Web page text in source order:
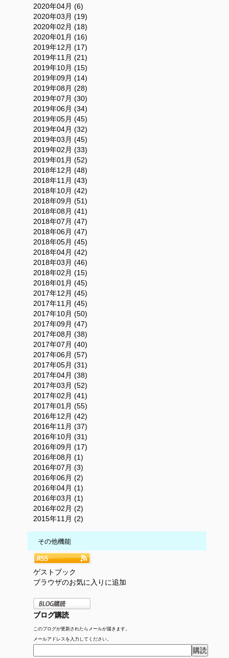
2020年04月 (6)
2020年03月 (19)
2020年02月 (18)
2020年01月 (16)
2019年12月 (17)
2019年11月 (21)
2019年10月 (15)
2019年09月 (14)
2019年08月 (28)
2019年07月 (30)
2019年06月 (34)
2019年05月 (45)
2019年04月 (32)
2019年03月 (45)
2019年02月 (33)
2019年01月 (52)
2018年12月 (48)
2018年11月 (43)
2018年10月 (42)
2018年09月 (51)
2018年08月 (41)
2018年07月 (47)
2018年06月 (47)
2018年05月 (45)
2018年04月 (42)
2018年03月 (46)
2018年02月 (15)
2018年01月 (45)
2017年12月 (45)
2017年11月 (45)
2017年10月 (50)
2017年09月 (47)
2017年08月 (38)
2017年07月 (40)
2017年06月 (57)
2017年05月 (31)
2017年04月 (38)
2017年03月 (52)
2017年02月 (41)
2017年01月 (55)
2016年12月 (42)
2016年11月 (37)
2016年10月 (31)
2016年09月 (17)
2016年08月 (1)
2016年07月 (3)
2016年06月 (2)
2016年04月 (1)
2016年03月 (1)
2016年02月 (2)
2015年11月 (2)
その他機能
ゲストブック
ブラウザのお気に入りに追加
ブログ購読
このブログが更新されたらメールが届きます。
メールアドレスを入力してください。